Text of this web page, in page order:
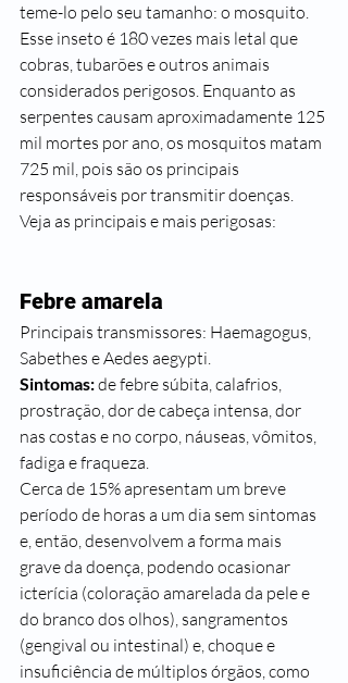
teme-lo pelo seu tamanho: o mosquito.
Esse inseto é 180 vezes mais letal que
cobras, tubarões e outros animais
considerados perigosos. Enquanto as
serpentes causam aproximadamente 125
mil mortes por ano, os mosquitos matam
725 mil, pois são os principais
responsáveis por transmitir doenças.
Veja as principais e mais perigosas:
Febre amarela
Principais transmissores: Haemagogus,
Sabethes e Aedes aegypti.
Sintomas: de febre súbita, calafrios,
prostração, dor de cabeça intensa, dor
nas costas e no corpo, náuseas, vômitos,
fadiga e fraqueza.
Cerca de 15% apresentam um breve
período de horas a um dia sem sintomas
e, então, desenvolvem a forma mais
grave da doença, podendo ocasionar
icterícia (coloração amarelada da pele e
do branco dos olhos), sangramentos
(gengival ou intestinal) e, choque e
insuficiência de múltiplos órgãos, como